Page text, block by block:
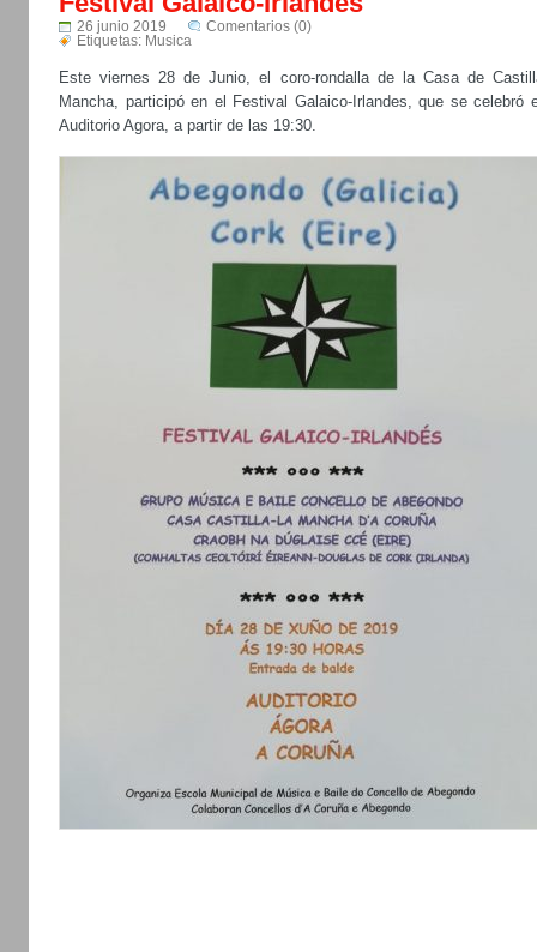
26 junio 2019
Comentarios (0)
Etiquetas: Musica
Este viernes 28 de Junio, el coro-rondalla de la Casa de
Mancha, participó en el Festival Galaico-Irlandes, que se celebró
Auditorio Agora, a partir de las 19:30.